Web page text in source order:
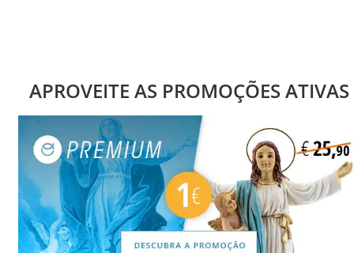
APROVEITE AS PROMOÇÕES ATIVAS